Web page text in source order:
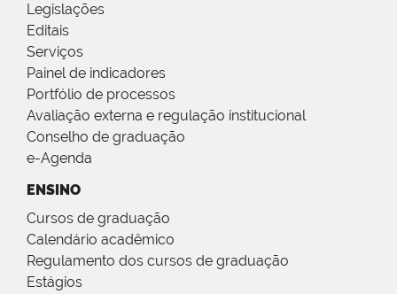
Legislações
Editais
Serviços
Painel de indicadores
Portfólio de processos
Avaliação externa e regulação institucional
Conselho de graduação
e-Agenda
ENSINO
Cursos de graduação
Calendário acadêmico
Regulamento dos cursos de graduação
Estágios